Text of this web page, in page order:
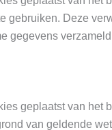
gebruiken. Deze
gegevens
geplaatst van het
van geldende